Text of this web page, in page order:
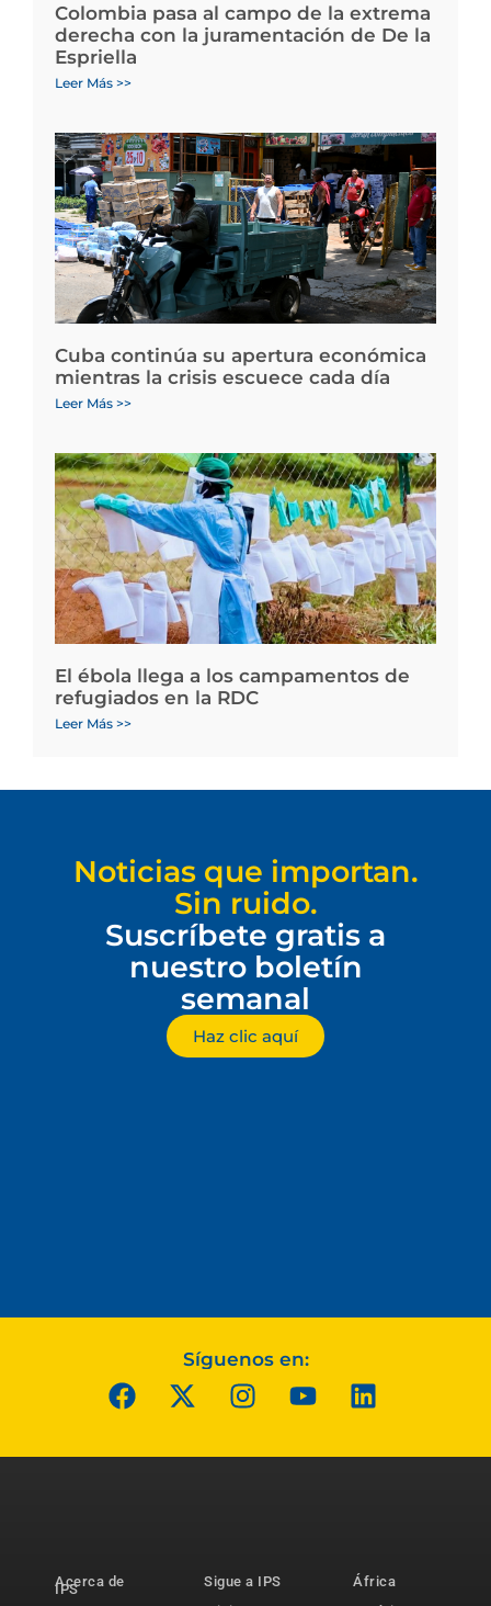
Colombia pasa al campo de la extrema
derecha con la juramentación de De la
Espriella
Leer Más >>
Cuba continúa su apertura económica
mientras la crisis escuece cada día
Leer Más >>
El ébola llega a los campamentos de
refugiados en la RDC
Leer Más >>
Noticias que importan.
Sin ruido.
Suscríbete gratis a
nuestro boletín
semanal
Haz clic aquí
Síguenos en:
Acerca de
IPS
Sigue a IPS
África